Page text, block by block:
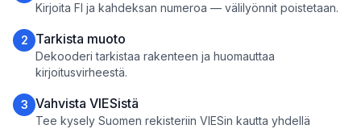
Kirjoita FI ja kahdeksan numeroa — välilyönnit poistetaan.
2 Tarkista muoto
Dekooderi tarkistaa rakenteen ja huomauttaa
kirjoitusvirheestä.
3 Vahvista VIESistä
Tee kysely Suomen rekisteriin VIESin kautta yhdellä